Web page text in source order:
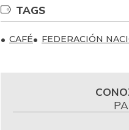
TAGS
CAFÉ FEDERACIÓN